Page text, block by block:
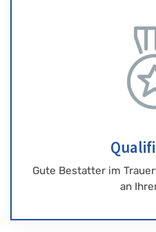
Gute Bestatter im
an